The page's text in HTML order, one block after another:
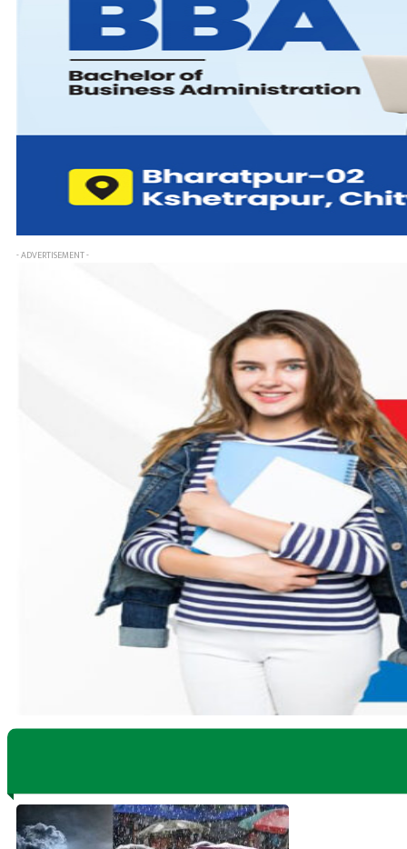
- ADVERTISEMENT -